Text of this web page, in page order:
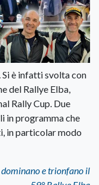
Si è infatti svolta con
del Rallye Elba,
Rally Cup. Due
in programma che
in particolar modo
e trionfano il